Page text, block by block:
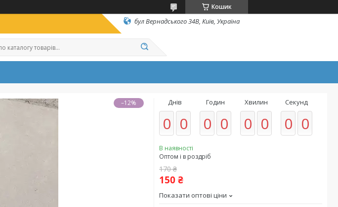
Кошик
бул Вернадського 34В, Київ, Україна
–12% Днів
0 0
Годин
0 0
Хвилин
0 0
Секунд
0 0
В наявності
Оптом і в роздріб
170 ₴
150 ₴
Показати оптові ціни